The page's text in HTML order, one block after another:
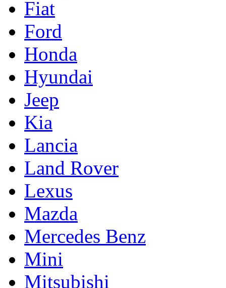
Fiat
Ford
Honda
Hyundai
Jeep
Kia
Lancia
Land Rover
Lexus
Mazda
Mercedes Benz
Mini
Mitsubishi